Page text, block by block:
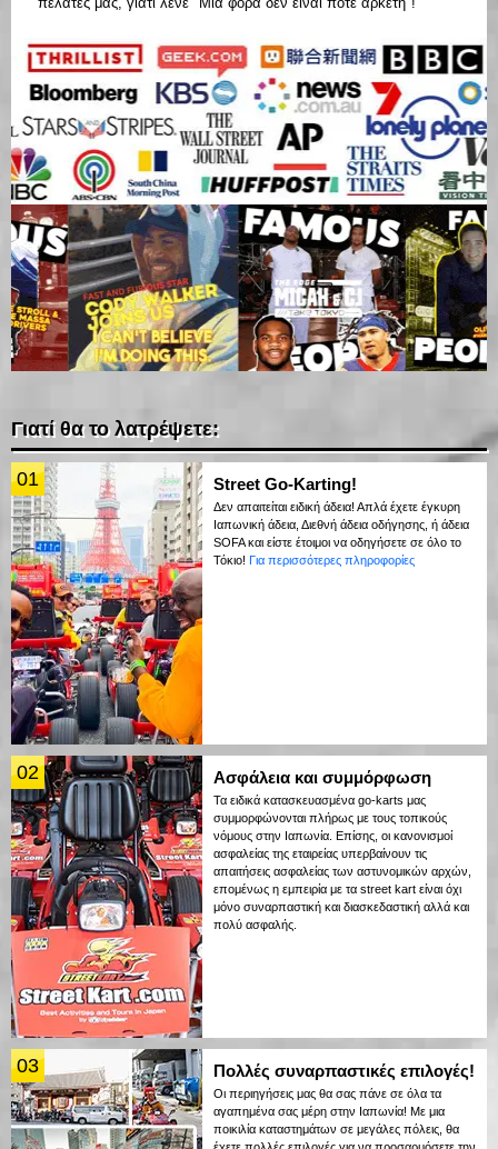
Γιατί θα το λατρέψετε:
01 Street Go-Karting!
Δεν απαιτείται ειδική άδεια! Απλά έχετε έγκυρη
Ιαπωνική άδεια, Διεθνή άδεια οδήγησης, ή άδεια
SOFA και είστε έτοιμοι να οδηγήσετε σε όλο το
Τόκιο! Για περισσότερες πληροφορίες
02 Ασφάλεια και συμμόρφωση
Τα ειδικά κατασκευασμένα go-karts μας
συμμορφώνονται πλήρως με τους τοπικούς
νόμους στην Ιαπωνία. Επίσης, οι κανονισμοί
ασφαλείας της εταιρείας υπερβαίνουν τις
απαιτήσεις ασφαλείας των αστυνομικών αρχών,
επομένως η εμπειρία με τα street kart είναι όχι
μόνο συναρπαστική και διασκεδαστική αλλά και
πολύ ασφαλής.
03 Πολλές συναρπαστικές επιλογές!
Οι περιηγήσεις μας θα σας πάνε σε όλα τα
αγαπημένα σας μέρη στην Ιαπωνία! Με μια
ποικιλία καταστημάτων σε μεγάλες πόλεις, θα
έχετε πολλές επιλογές για να προσαρμόσετε την